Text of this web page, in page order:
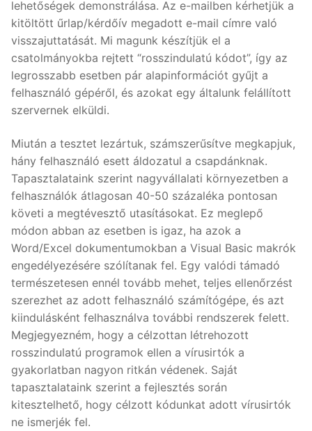
lehetőségek demonstrálása. Az e-mailben kérhetjük a
kitöltött űrlap/kérdőív megadott e-mail címre való
visszajuttatását. Mi magunk készítjük el a
csatolmányokba rejtett “rosszindulatú kódot”, így az
legrosszabb esetben pár alapinformációt gyűjt a
felhasználó gépéről, és azokat egy általunk felállított
szervernek elküldi.
Miután a tesztet lezártuk, számszerűsítve megkapjuk,
hány felhasználó esett áldozatul a csapdánknak.
Tapasztalataink szerint nagyvállalati környezetben a
felhasználók átlagosan 40-50 százaléka pontosan
követi a megtévesztő utasításokat. Ez meglepő
módon abban az esetben is igaz, ha azok a
Word/Excel dokumentumokban a Visual Basic makrók
engedélyezésére szólítanak fel. Egy valódi támadó
természetesen ennél tovább mehet, teljes ellenőrzést
szerezhet az adott felhasználó számítógépe, és azt
kiindulásként felhasználva további rendszerek felett.
Megjegyezném, hogy a célzottan létrehozott
rosszindulatú programok ellen a vírusirtók a
gyakorlatban nagyon ritkán védenek. Saját
tapasztalataink szerint a fejlesztés során
kitesztelhető, hogy célzott kódunkat adott vírusirtók
ne ismerjék fel.